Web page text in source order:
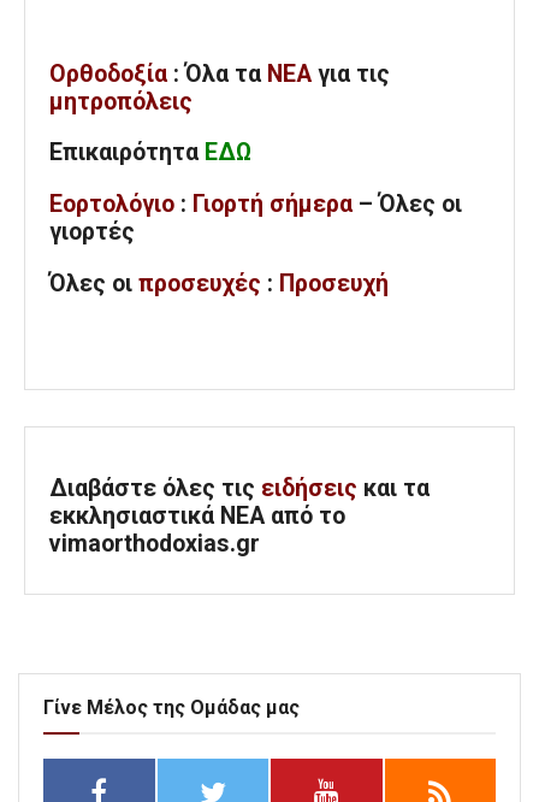
Ορθοδοξία : Όλα τα ΝΕΑ για τις
μητροπόλεις
Επικαιρότητα ΕΔΩ
Εορτολόγιο : Γιορτή σήμερα – Όλες οι
γιορτές
Όλες οι προσευχές : Προσευχή
Διαβάστε όλες τις ειδήσεις και τα
εκκλησιαστικά ΝΕΑ από το
vimaorthodoxias.gr
Γίνε Μέλος της Ομάδας μας